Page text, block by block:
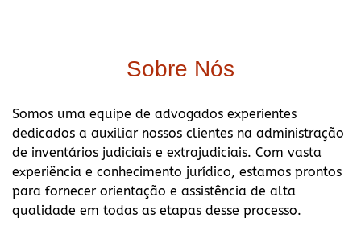
Sobre Nós
Somos uma equipe de advogados experientes
dedicados a auxiliar nossos clientes na administração
de inventários judiciais e extrajudiciais. Com vasta
experiência e conhecimento jurídico, estamos prontos
para fornecer orientação e assistência de alta
qualidade em todas as etapas desse processo.